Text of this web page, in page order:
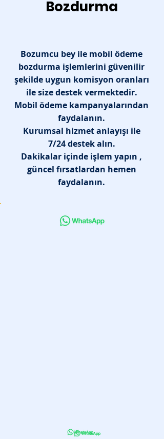
Bozdurma
Bozumcu bey ile mobil ödeme
bozdurma işlemlerini güvenilir
şekilde uygun komisyon oranları
ile size destek vermektedir.
Mobil ödeme kampanyalarından
faydalanın.
Kurumsal hizmet anlayışı ile
7/24 destek alın.
Dakikalar içinde işlem yapın ,
güncel fırsatlardan hemen
faydalanın.